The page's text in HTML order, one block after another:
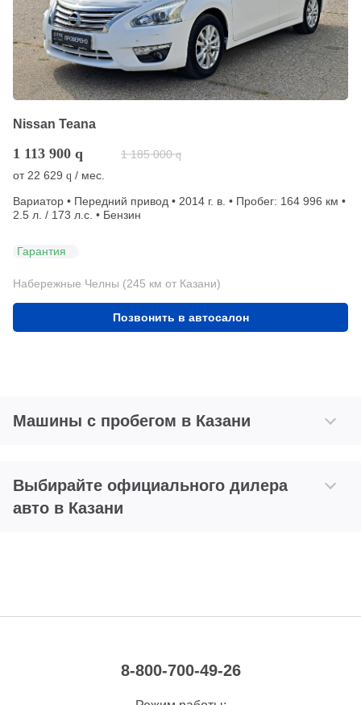
Nissan Teana
1 113 900 q 1 185 000 q
от 22 629 q / мес.
Вариатор • Передний привод • 2014 г. в. • Пробег: 164 996 км •
2.5 л. / 173 л.с. • Бензин
Гарантия
Набережные Челны (245 км от Казани)
Позвонить в автосалон
Машины с пробегом в Казани
Выбирайте официального дилера
авто в Казани
8-800-700-49-26